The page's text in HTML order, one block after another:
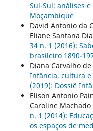
Sul-Sul: análises
Moçambique
David Antonio da
Eliane Santana
34 n. 1 (2016):
brasileiro 1890-
Diana Carvalho
Infância, cultura
(2019): Dossiê
Elison Antonio
Caroline Machado
n. 1 (2014):
os espaços de